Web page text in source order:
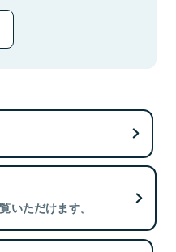
いただけます。